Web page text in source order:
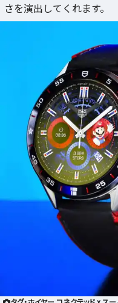
さを演出してくれます。